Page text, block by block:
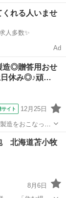
はどんどんUP！
方は『06-4963-
れる人いませ
給求人多数✨
Ad
造◎贈答用おせ
日休み◎♪頑…
サイト 12月25日
が進められます
北海道苫小牧
8月6日